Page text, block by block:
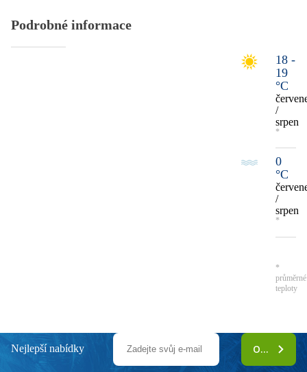
Podrobné informace
18 -
19
°C
/
srpen
*
0
°C
/
srpen
*
*
průměrné
teploty
Nejlepší nabídky ODEBÍRAT